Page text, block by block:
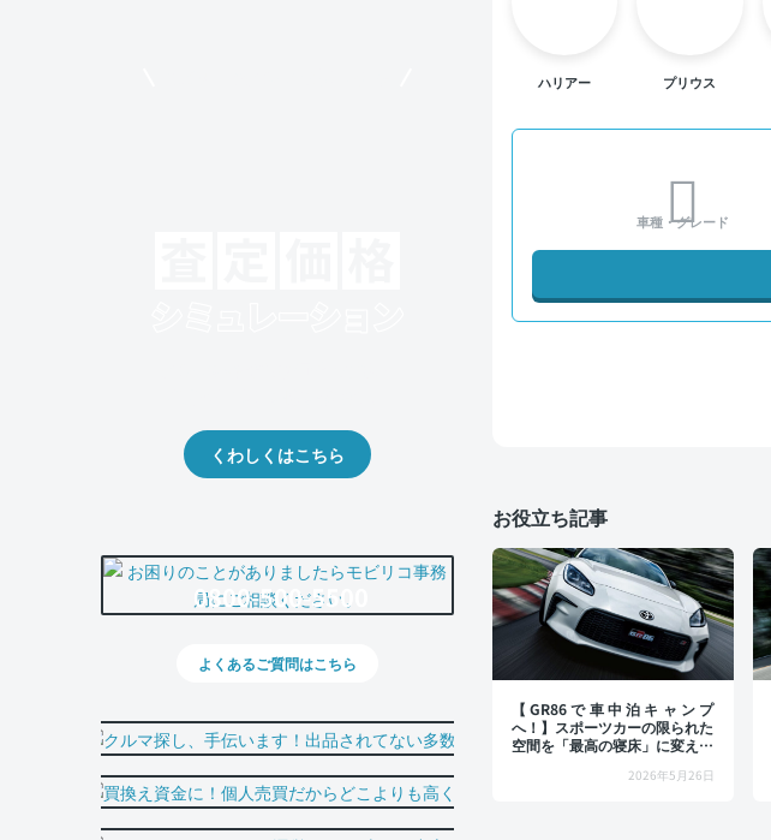
ハリアー プリウス
車種・グレード
お役立ち記事
【GR86で車中泊キャンプ
へ！】スポーツカーの限られた
空間を「最高の寝床」に変える
2026年5月26日
くわしくはこちら
0800-500-5500
よくあるご質問はこちら